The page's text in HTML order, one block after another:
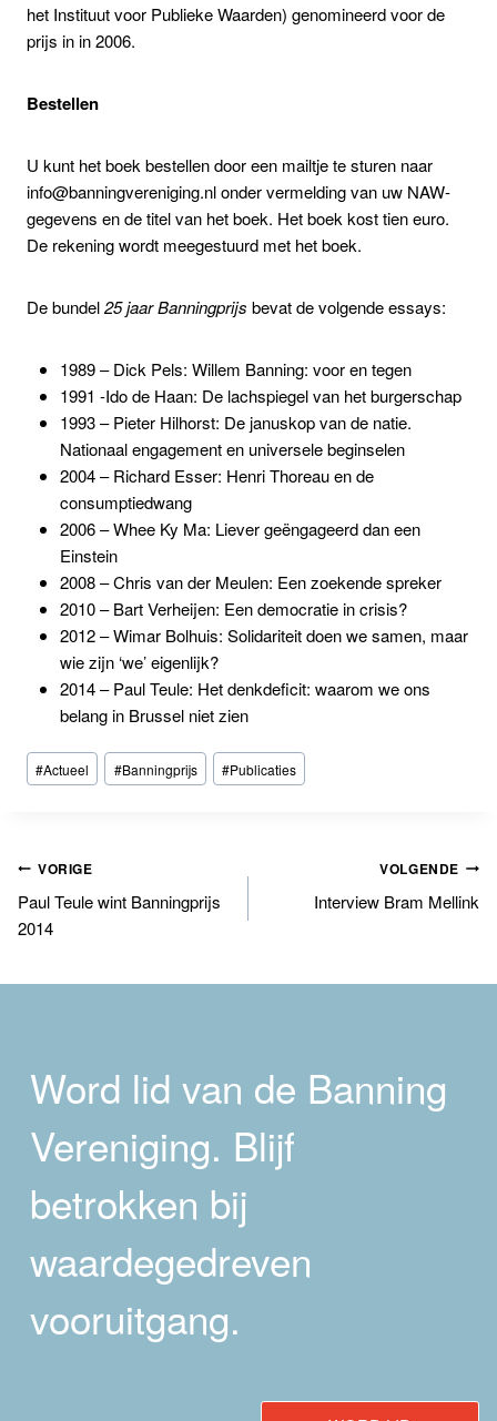
het Instituut voor Publieke Waarden) genomineerd voor de
prijs in in 2006.
Bestellen
U kunt het boek bestellen door een mailtje te sturen naar
info@banningvereniging.nl onder vermelding van uw NAW-
gegevens en de titel van het boek. Het boek kost tien euro.
De rekening wordt meegestuurd met het boek.
De bundel25 jaar Banningprijs bevat de volgende essays:
1989 – Dick Pels: Willem Banning: voor en tegen
1991 -Ido de Haan: De lachspiegel van het burgerschap
1993 – Pieter Hilhorst: De januskop van de natie.
Nationaal engagement en universele beginselen
2004 – Richard Esser: Henri Thoreau en de
consumptiedwang
2006 – Whee Ky Ma: Liever geëngageerd dan een
Einstein
2008 – Chris van der Meulen: Een zoekende spreker
2010 – Bart Verheijen: Een democratie in crisis?
2012 – Wimar Bolhuis: Solidariteit doen we samen, maar
wie zijn ‘we’ eigenlijk?
2014 – Paul Teule: Het denkdeficit: waarom we ons
belang in Brussel niet zien
Bericht
tags:
#Actueel #Banningprijs #Publicaties
Bericht
navigatie
VORIGE
Paul Teule wint Banningprijs
2014
VOLGENDE
Interview Bram Mellink
Word lid van de Banning
Vereniging. Blijf
betrokken bij
waardegedreven
vooruitgang.